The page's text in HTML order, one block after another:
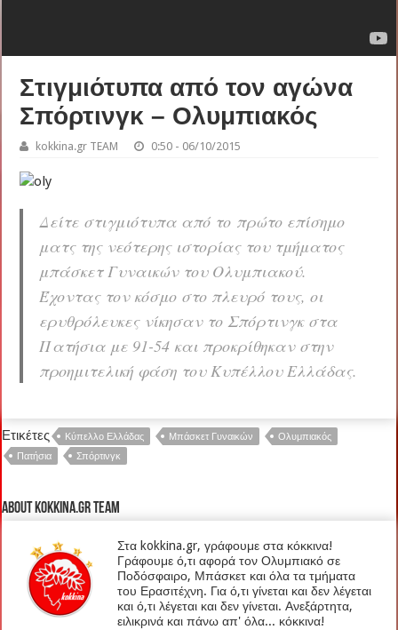
Στιγμιότυπα από τον αγώνα
Σπόρτινγκ – Ολυμπιακός
kokkina.gr TEAM 0:50 - 06/10/2015
Δείτε στιγμιότυπα από το πρώτο επίσημο
ματς της νεότερης ιστορίας του τμήματος
μπάσκετ Γυναικών του Ολυμπιακού.
Έχοντας τον κόσμο στο πλευρό τους, οι
ερυθρόλευκες νίκησαν το Σπόρτινγκ στα
Πατήσια με 91-54 και προκρίθηκαν στην
προημιτελική φάση του Κυπέλλου Ελλάδας.
Ετικέτες Κύπελλο Ελλάδας Μπάσκετ Γυναικών
Ολυμπιακός
Πατήσια
Σπόρτινγκ
About kokkina.gr TEAM
Στα kokkina.gr, γράφουμε στα κόκκινα!
Γράφουμε ό,τι αφορά τον Ολυμπιακό σε
Ποδόσφαιρο, Μπάσκετ και όλα τα τμήματα
του Ερασιτέχνη. Για ό,τι γίνεται και δεν λέγεται
και ό,τι λέγεται και δεν γίνεται. Ανεξάρτητα,
ειλικρινά και πάνω απ' όλα... κόκκινα!